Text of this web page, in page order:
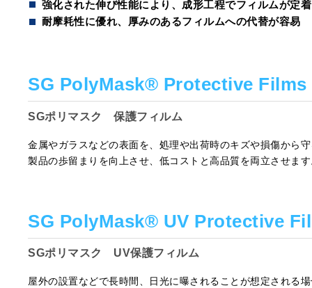
強化された伸び性能により、成形工程でフィルムが定着
耐摩耗性に優れ、厚みのあるフィルムへの代替が容易
SG PolyMask® Protective Films
SGポリマスク 保護フィルム
金属やガラスなどの表面を、処理や出荷時のキズや損傷から
製品の歩留まりを向上させ、低コストと高品質を両立させま
SG PolyMask® UV Protective
SGポリマスク UV保護フィルム
屋外の設置などで長時間、日光に曝されることが想定される